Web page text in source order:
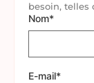
besoin, telles
Nom*
E-mail*